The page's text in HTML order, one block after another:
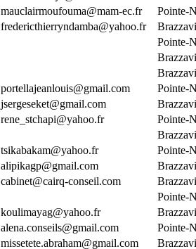
mauclairmoufouma@mam-ec.fr
Pointe-
fredericthierryndamba@yahoo.fr
Pointe-
portellajeanlouis@gmail.com
Pointe-
jsergeseket@gmail.com
rene_stchapi@yahoo.fr
Pointe-
tsikabakam@yahoo.fr
Pointe-
alipikagp@gmail.com
cabinet@cairq-conseil.com
Pointe-
koulimayag@yahoo.fr
alena.conseils@gmail.com
Pointe-
missetete.abraham@gmail.com